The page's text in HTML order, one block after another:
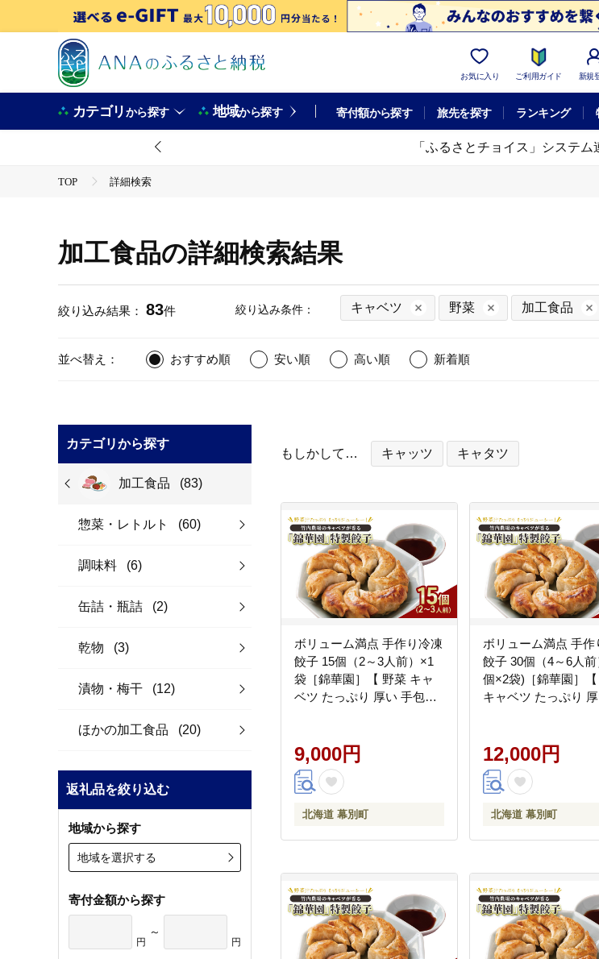
お気に入り ご利用ガイド 新規
カテゴリから探す 地域から探す 寄付額から探す 旅先を探す ランキング
「ふるさとチョイス」システム
TOP 詳細検索
加工食品の詳細検索結果
絞り込み結果： 83件 絞り込み条件： キャベツ 野菜 加工食品
並べ替え： おすすめ順 安い順 高い順 新着順
カテゴリから探す
加工食品 (83)
惣菜・レトルト (60)
調味料 (6)
缶詰・瓶詰 (2)
乾物 (3)
漬物・梅干 (12)
ほかの加工食品 (20)
返礼品を絞り込む
地域から探す
地域を選択する
寄付金額から探す
円
～
円
もしかして… キャッツ キャタツ
ボリューム満点 手作り冷凍
餃子 15個（2～3人前）×1
袋［錦華園］【 野菜 キャ
ベツ たっぷり 厚い 手包み
幕別 】
9,000円
北海道 幕別町
ボリューム満点 手作
餃子 30個（4～6人
個×2袋)［錦華園］
キャベツ たっぷり
十勝 幕別 】
12,000円
北海道 幕別町